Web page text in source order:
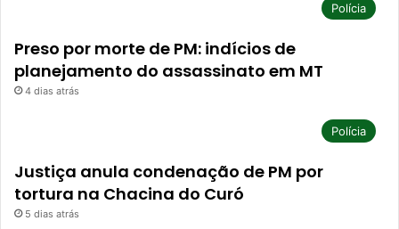
Polícia
Preso por morte de PM: indícios de
planejamento do assassinato em MT
4 dias atrás
Polícia
Justiça anula condenação de PM por
tortura na Chacina do Curó
5 dias atrás